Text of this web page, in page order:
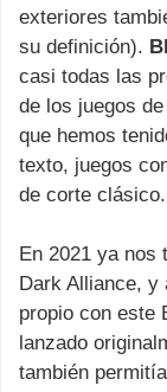
exteriores
su definición).
casi todas las
de los juegos
que hemos
texto, juegos
de corte clásico.
En 2021 ya nos
Dark Alliance, y
propio con este
lanzado
también